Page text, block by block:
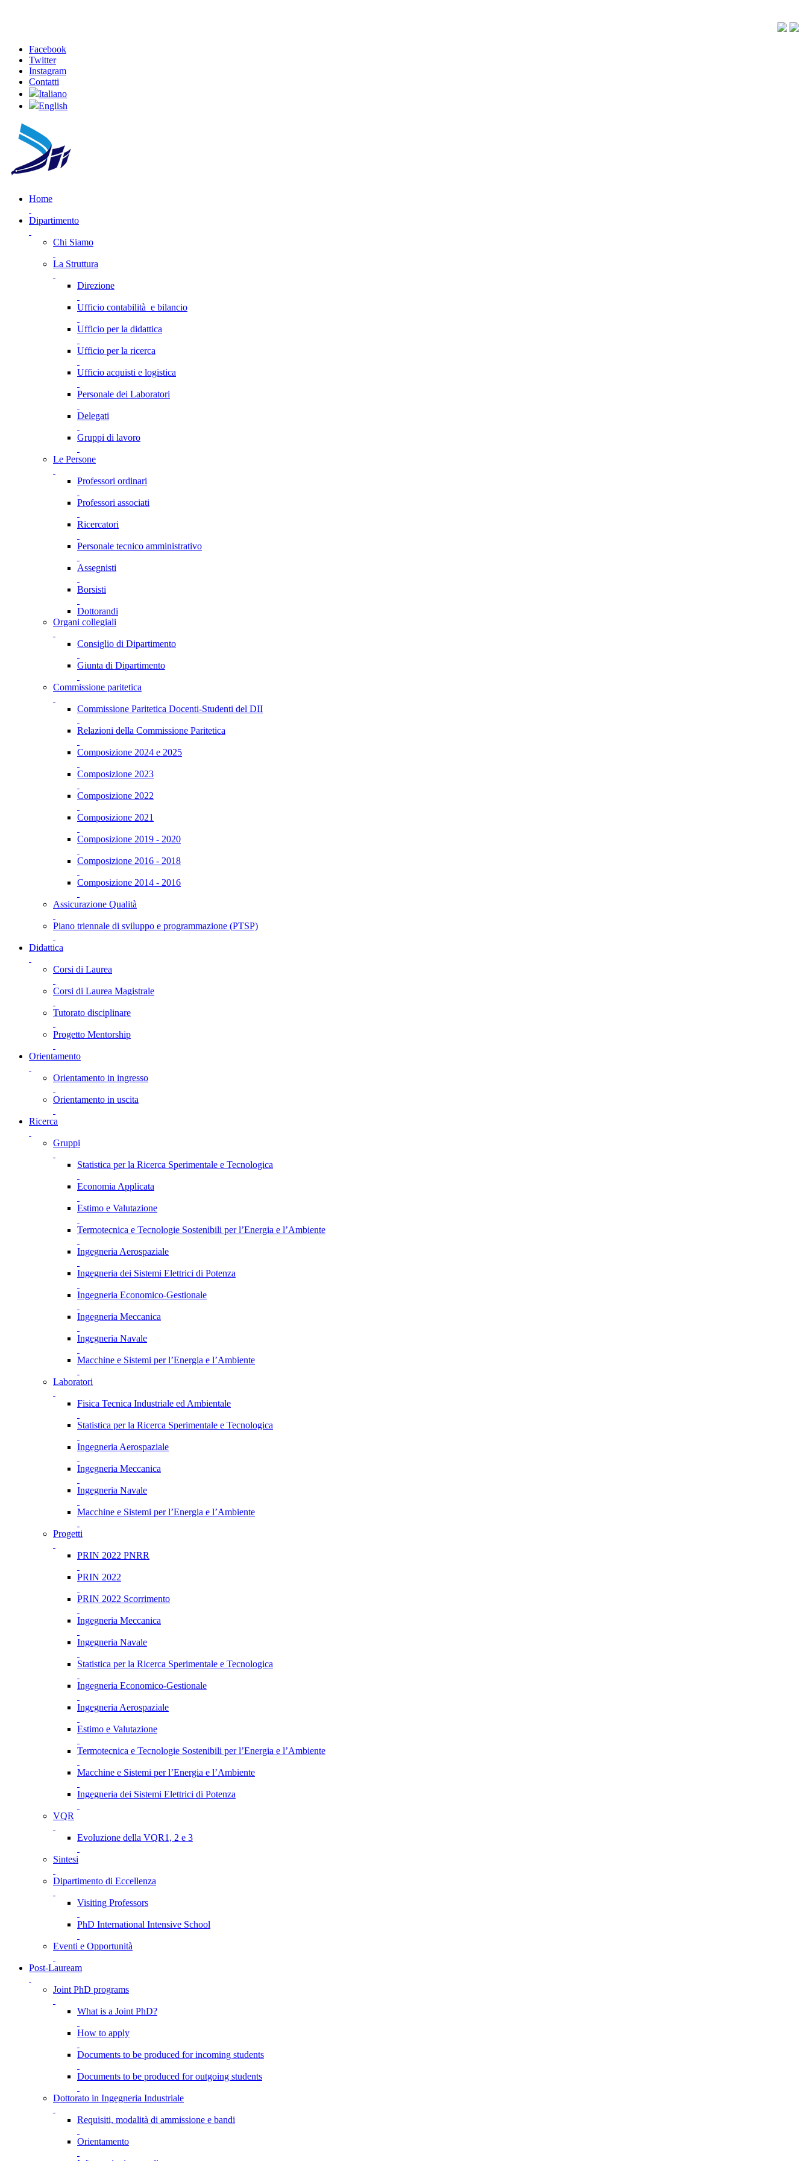
Facebook
Twitter
Instagram
Contatti
Italiano
English
Home
Dipartimento
Chi Siamo
La Struttura
Direzione
Ufficio contabilità e bilancio
Ufficio per la didattica
Ufficio per la ricerca
Ufficio acquisti e logistica
Personale dei Laboratori
Delegati
Gruppi di lavoro
Le Persone
Professori ordinari
Professori associati
Ricercatori
Personale tecnico amministrativo
Assegnisti
Borsisti
Dottorandi
Organi collegiali
Consiglio di Dipartimento
Giunta di Dipartimento
Commissione paritetica
Commissione Paritetica Docenti-Studenti del DII
Relazioni della Commissione Paritetica
Composizione 2024 e 2025
Composizione 2023
Composizione 2022
Composizione 2021
Composizione 2019 - 2020
Composizione 2016 - 2018
Composizione 2014 - 2016
Assicurazione Qualità
Piano triennale di sviluppo e programmazione (PTSP)
Didattica
Corsi di Laurea
Corsi di Laurea Magistrale
Tutorato disciplinare
Progetto Mentorship
Orientamento
Orientamento in ingresso
Orientamento in uscita
Ricerca
Gruppi
Statistica per la Ricerca Sperimentale e Tecnologica
Economia Applicata
Estimo e Valutazione
Termotecnica e Tecnologie Sostenibili per l’Energia e l’Ambiente
Ingegneria Aerospaziale
Ingegneria dei Sistemi Elettrici di Potenza
Ingegneria Economico-Gestionale
Ingegneria Meccanica
Ingegneria Navale
Macchine e Sistemi per l’Energia e l’Ambiente
Laboratori
Fisica Tecnica Industriale ed Ambientale
Statistica per la Ricerca Sperimentale e Tecnologica
Ingegneria Aerospaziale
Ingegneria Meccanica
Ingegneria Navale
Macchine e Sistemi per l’Energia e l’Ambiente
Progetti
PRIN 2022 PNRR
PRIN 2022
PRIN 2022 Scorrimento
Ingegneria Meccanica
Ingegneria Navale
Statistica per la Ricerca Sperimentale e Tecnologica
Ingegneria Economico-Gestionale
Ingegneria Aerospaziale
Estimo e Valutazione
Termotecnica e Tecnologie Sostenibili per l’Energia e l’Ambiente
Macchine e Sistemi per l’Energia e l’Ambiente
Ingegneria dei Sistemi Elettrici di Potenza
VQR
Evoluzione della VQR1, 2 e 3
Sintesi
Dipartimento di Eccellenza
Visiting Professors
PhD International Intensive School
Eventi e Opportunità
Post-Lauream
Joint PhD programs
What is a Joint PhD?
How to apply
Documents to be produced for incoming students
Documents to be produced for outgoing students
Dottorato in Ingegneria Industriale
Requisiti, modalità di ammissione e bandi
Orientamento